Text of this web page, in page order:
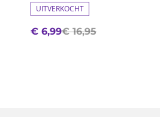
UITVERKOCHT
€ 6,99€ 16,95